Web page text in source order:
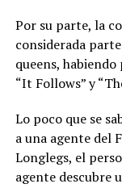
Por su parte, la
considerada
queens,
“It Follows” y
Lo poco que se
a una agente del
Longlegs, el
agente descubre